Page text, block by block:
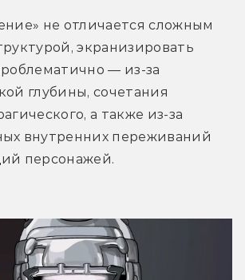
не отличается сложным
экранизировать
— из-за
глубины, сочетания
а также из-за
внутренних переживаний
персонажей.